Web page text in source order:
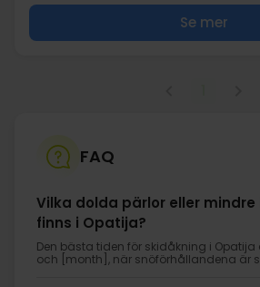
Se mer
FAQ
Vilka dolda pärlor eller
finns i Opatija?
Den bästa tiden för skidåkning i Opatija
och [month], när snöförhållandena är